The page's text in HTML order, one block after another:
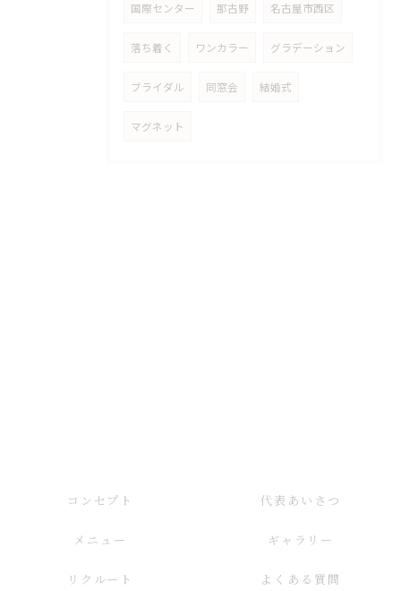
国際センター 那古野 名古屋市西区
落ち着く ワンカラー グラデーション
ブライダル 同窓会 結婚式
マグネット
コンセプト 代表あいさつ
メニュー ギャラリー
リクルート よくある質問